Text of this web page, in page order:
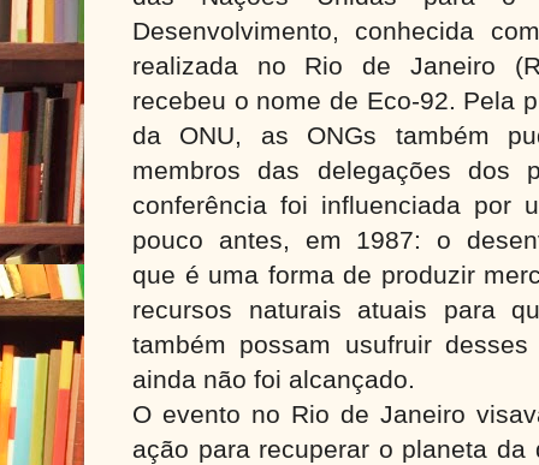
Desenvolvimento, conhecida
realizada no Rio de Janeiro
recebeu o nome de Eco-92. Pela
da ONU, as ONGs também
membros das delegações dos
conferência foi influenciada por
pouco antes, em 1987: o
que é uma forma de produzir
recursos naturais atuais para
também possam usufruir
ainda não foi alcançado.
O evento no Rio de Janeiro
ação para recuperar o planeta da